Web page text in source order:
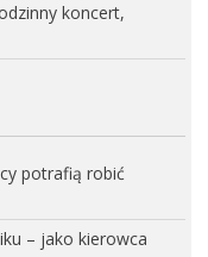
koncert,
potrafią robić
– jako kierowca